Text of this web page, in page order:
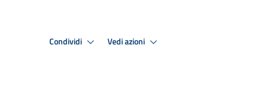
Condividi Vedi azioni